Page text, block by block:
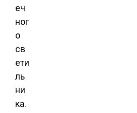
еч
ног
о
св
ети
ль
ни
ка.